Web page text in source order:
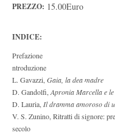
PREZZO: 15.00Euro
INDICE:
Prefazione
ntroduzione
L. Gavazzi,Gaia, la dea madre
D. Gandolfi,Apronia Marcella e
D. Lauria,Il dramma amoroso di
V. S. Zunino, Ritratti di signore:
secolo